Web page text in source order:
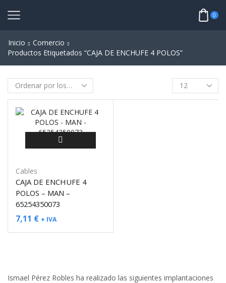
0
Inicio
Comercio
Productos Etiquetados “CAJA DE ENCHUFE 4 POLOS”
Cables
CAJA DE ENCHUFE 4
POLOS – MAN –
65254350073
7,11 € + IVA
Ismael Pérez Robles ha realizado las siguientes implantaciones